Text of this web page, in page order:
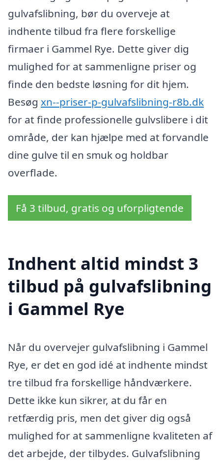
gulvafslibning, bør du overveje at
indhente tilbud fra flere forskellige
firmaer i Gammel Rye. Dette giver dig
mulighed for at sammenligne priser og
finde den bedste løsning for dit hjem.
Besøg xn--priser-p-gulvafslibning-r8b.dk
for at finde professionelle gulvslibere i dit
område, der kan hjælpe med at forvandle
dine gulve til en smuk og holdbar
overflade.
Få 3 tilbud, gratis og uforpligtende
Indhent altid mindst 3
tilbud på gulvafslibning
i Gammel Rye
Når du overvejer gulvafslibning i Gammel
Rye, er det en god idé at indhente mindst
tre tilbud fra forskellige håndværkere.
Dette ikke kun sikrer, at du får en
retfærdig pris, men det giver dig også
mulighed for at sammenligne kvaliteten af
det arbejde, der tilbydes. Gulvafslibning